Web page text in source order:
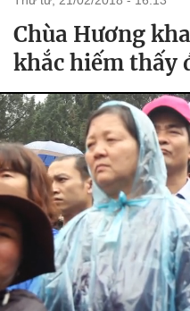
Chùa Hương
khắc hiếm thấy